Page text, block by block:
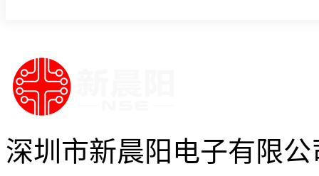
深圳市新晨阳电子有限公